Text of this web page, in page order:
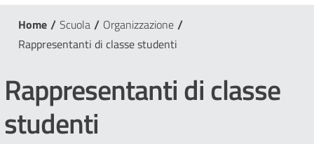
Home / Scuola / Organizzazione /
Rappresentanti di classe studenti
Rappresentanti di classe
studenti